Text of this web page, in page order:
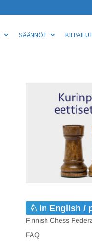
SÄÄNNÖT KILPAILUT
in English /
Finnish Chess
FAQ